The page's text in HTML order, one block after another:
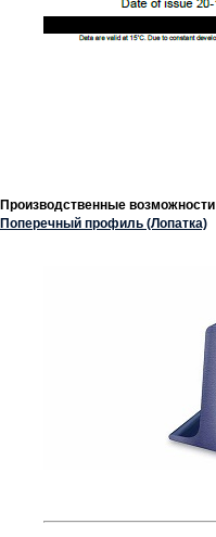
Производственные возможности
Поперечный профиль (Лопатка)